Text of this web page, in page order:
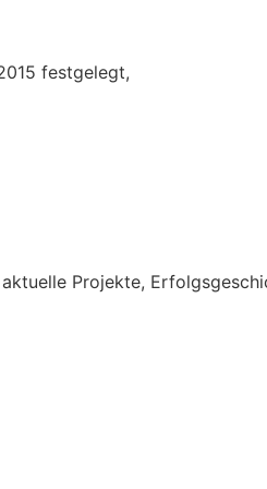
festgelegt,
Projekte,